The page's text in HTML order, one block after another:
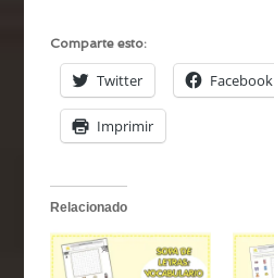
Comparte esto:
Twitter Facebook
Imprimir
Relacionado